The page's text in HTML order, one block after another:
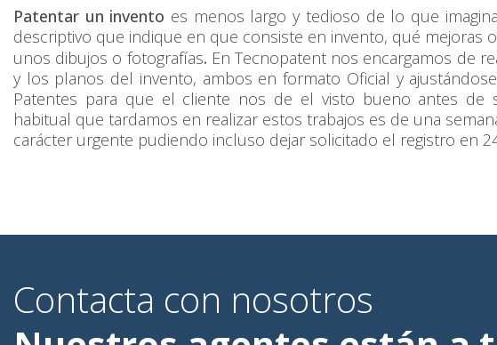
Patentar un invento es menos largo y tedioso de lo que
descriptivo que indique en que consiste en invento, qué mejoras
unos dibujos o fotografías. En Tecnopatent nos encargamos de
y los planos del invento, ambos en formato Oficial y
Patentes para que el cliente nos de el visto bueno antes de
habitual que tardamos en realizar estos trabajos es de una
carácter urgente pudiendo incluso dejar solicitado el registro en
Contacta con nosotros